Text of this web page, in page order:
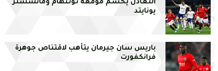
التعادل يحسم موقعة توتنهام ومانشستر
يونايتد
باريس سان جيرمان يتأهب لاقتناص جوهرة
فرانكفورت